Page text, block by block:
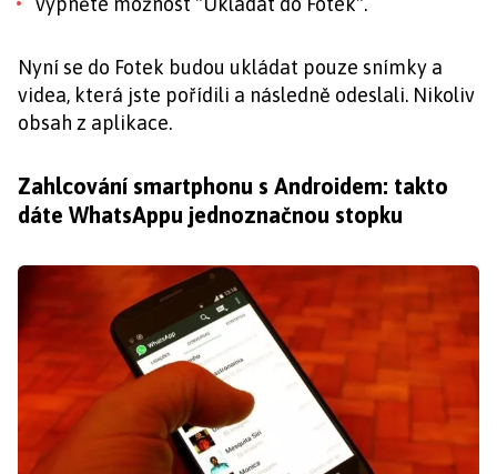
Nyní se do Fotek budou ukládat pouze snímky a
videa, která jste pořídili a následně odeslali. Nikoliv
obsah z aplikace.
Zahlcování smartphonu s Androidem: takto
dáte WhatsAppu jednoznačnou stopku